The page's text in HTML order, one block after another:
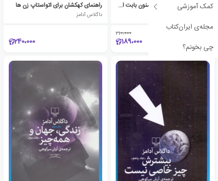
کمک آموزشی
مجله‌ی ایران‌کتاب
چی بخونم؟
خداحافظ برای همیشه و ممنون بابت اون همه ماهی
210،000
189،000
راهنمای کهکشان برای اتواستاپ زن ها
داگلاس آدامز
240،000